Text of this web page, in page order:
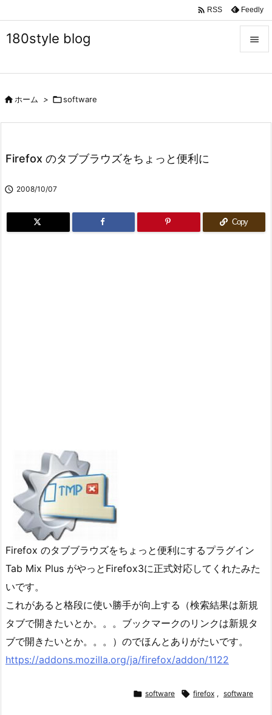
180style blog 

 RSS Feedly
ホーム > software
Firefox のタブブラウズをちょっと便利に
 2008/10/07
Copy
Firefox のタブブラウズをちょっと便利にするプラグイン
Tab Mix Plus がやっとFirefox3に正式対応してくれたみた
いです。
これがあると格段に使い勝手が向上する（検索結果は新規
タブで開きたいとか。。。ブックマークのリンクは新規タ
ブで開きたいとか。。。）のでほんとありがたいです。
https://addons.mozilla.org/ja/firefox/addon/1122
 software  firefox , software